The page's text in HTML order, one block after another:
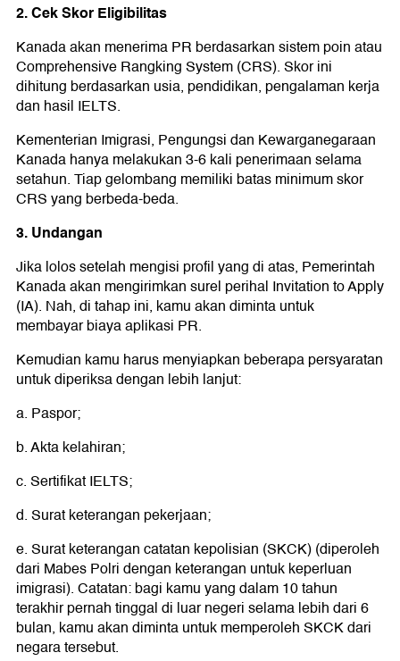
2. Cek Skor Eligibilitas
Kanada akan menerima PR berdasarkan sistem poin atau
Comprehensive Rangking System (CRS). Skor ini
dihitung berdasarkan usia, pendidikan, pengalaman kerja
dan hasil IELTS.
Kementerian Imigrasi, Pengungsi dan Kewarganegaraan
Kanada hanya melakukan 3-6 kali penerimaan selama
setahun. Tiap gelombang memiliki batas minimum skor
CRS yang berbeda-beda.
3. Undangan
Jika lolos setelah mengisi profil yang di atas, Pemerintah
Kanada akan mengirimkan surel perihal Invitation to Apply
(IA). Nah, di tahap ini, kamu akan diminta untuk
membayar biaya aplikasi PR.
Kemudian kamu harus menyiapkan beberapa persyaratan
untuk diperiksa dengan lebih lanjut:
a. Paspor;
b. Akta kelahiran;
c. Sertifikat IELTS;
d. Surat keterangan pekerjaan;
e. Surat keterangan catatan kepolisian (SKCK) (diperoleh
dari Mabes Polri dengan keterangan untuk keperluan
imigrasi). Catatan: bagi kamu yang dalam 10 tahun
terakhir pernah tinggal di luar negeri selama lebih dari 6
bulan, kamu akan diminta untuk memperoleh SKCK dari
negara tersebut.